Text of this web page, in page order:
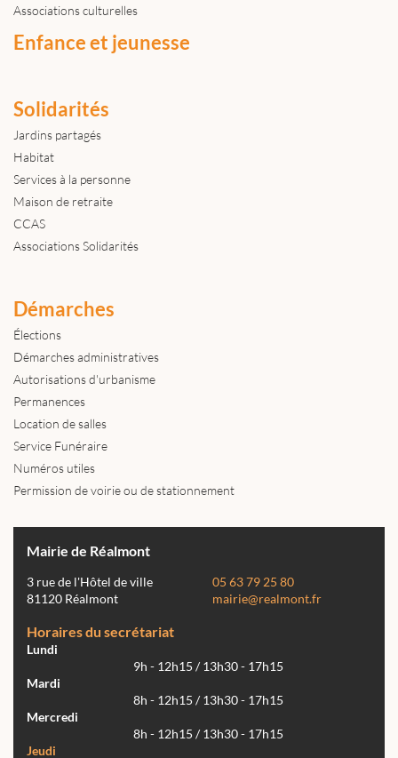
Associations culturelles
Enfance et jeunesse
Solidarités
Jardins partagés
Habitat
Services à la personne
Maison de retraite
CCAS
Associations Solidarités
Démarches
Élections
Démarches administratives
Autorisations d'urbanisme
Permanences
Location de salles
Service Funéraire
Numéros utiles
Permission de voirie ou de stationnement
Mairie de Réalmont
3 rue de l'Hôtel de ville
81120 Réalmont
05 63 79 25 80
mairie@realmont.fr
Horaires du secrétariat
Lundi
9h - 12h15 / 13h30 - 17h15
Mardi
8h - 12h15 / 13h30 - 17h15
Mercredi
8h - 12h15 / 13h30 - 17h15
Jeudi